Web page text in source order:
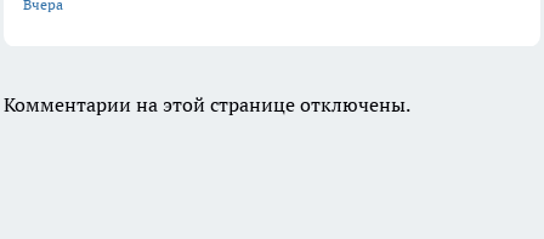
Вчера
Комментарии на этой странице отключены.